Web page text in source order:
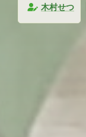
木村せつ